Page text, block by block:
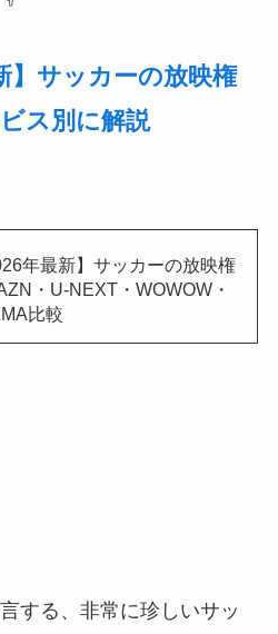
】サッカーの放映権
ス別に解説
年最新】サッカーの放映権
・U-NEXT・WOWOW・
比較
する、非常に珍しいサッ